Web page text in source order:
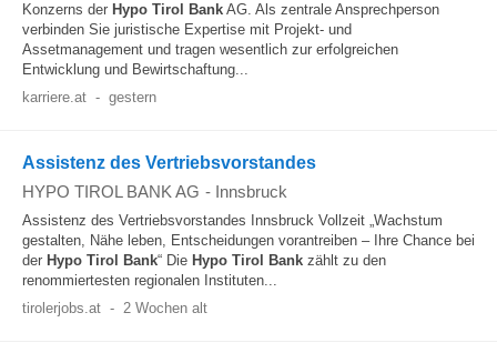
Konzerns der Hypo Tirol Bank AG. Als zentrale Ansprechperson
verbinden Sie juristische Expertise mit Projekt- und
Assetmanagement und tragen wesentlich zur erfolgreichen
Entwicklung und Bewirtschaftung...
karriere.at - gestern
Assistenz des Vertriebsvorstandes
HYPO TIROL BANK AG - Innsbruck
Assistenz des Vertriebsvorstandes Innsbruck Vollzeit „Wachstum
gestalten, Nähe leben, Entscheidungen vorantreiben – Ihre Chance bei
der Hypo Tirol Bank“ Die Hypo Tirol Bank zählt zu den
renommiertesten regionalen Instituten...
tirolerjobs.at - 2 Wochen alt